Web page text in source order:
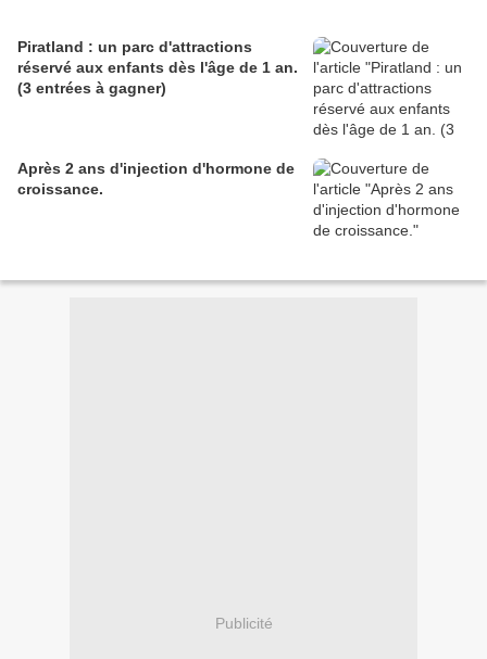
Piratland : un parc d'attractions
réservé aux enfants dès l'âge de 1 an.
(3 entrées à gagner)
Après 2 ans d'injection d'hormone de
croissance.
Publicité